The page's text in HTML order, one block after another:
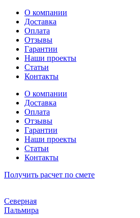
Перейти
содержимому
О компании
Доставка
Оплата
Отзывы
Гарантии
Наши проекты
Статьи
Контакты
О компании
Доставка
Оплата
Отзывы
Гарантии
Наши проекты
Статьи
Контакты
Получить расчет по смете
Северная
Пальмира